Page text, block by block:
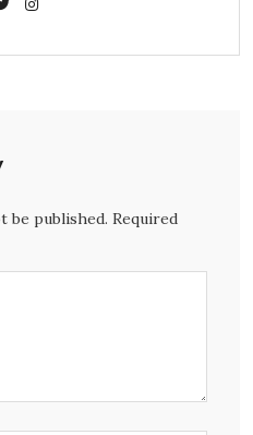
be published. Required